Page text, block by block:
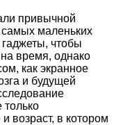
привычной
маленьких
гаджеты, чтобы
время, однако
как экранное
и будущей
только
возраст, в котором